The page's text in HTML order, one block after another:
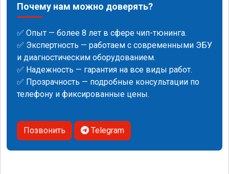
Почему нам можно доверять?
✅ Опыт — более 8 лет в сфере чип-тюнинга.
✅ Экспертность — работаем с современными ЭБУ
и диагностическим оборудованием.
✅ Надежность — гарантия на все виды работ.
✅ Прозрачность — подробные консультации по
телефону и фиксированные цены.
Позвонить Telegram